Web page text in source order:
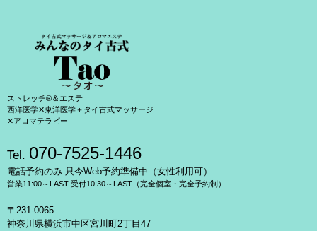
ストレッチ®＆エステ
西洋医学✕東洋医学＋タイ古式マッサージ
✕アロマテラピー
Tel. 070-7525-1446
電話予約のみ 只今Web予約準備中（女性利用可）
営業11:00～LAST 受付10:30～LAST（完全個室・完全予約制）
〒231-0065
神奈川県横浜市中区宮川町2丁目47